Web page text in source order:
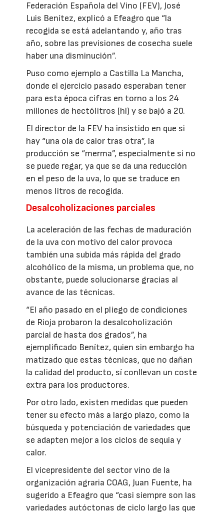
Federación Española del Vino (FEV), José
Luis Benítez, explicó a Efeagro que “la
recogida se está adelantando y, año tras
año, sobre las previsiones de cosecha suele
haber una disminución”.
Puso como ejemplo a Castilla La Mancha,
donde el ejercicio pasado esperaban tener
para esta época cifras en torno a los 24
millones de hectólitros (hl) y se bajó a 20.
El director de la FEV ha insistido en que si
hay “una ola de calor tras otra”, la
producción se “merma”, especialmente si no
se puede regar, ya que se da una reducción
en el peso de la uva, lo que se traduce en
menos litros de recogida.
Desalcoholizaciones parciales
La aceleración de las fechas de maduración
de la uva con motivo del calor provoca
también una subida más rápida del grado
alcohólico de la misma, un problema que, no
obstante, puede solucionarse gracias al
avance de las técnicas.
“El año pasado en el pliego de condiciones
de Rioja probaron la desalcoholización
parcial de hasta dos grados”, ha
ejemplificado Benítez, quien sin embargo ha
matizado que estas técnicas, que no dañan
la calidad del producto, sí conllevan un coste
extra para los productores.
Por otro lado, existen medidas que pueden
tener su efecto más a largo plazo, como la
búsqueda y potenciación de variedades que
se adapten mejor a los ciclos de sequía y
calor.
El vicepresidente del sector vino de la
organización agraria COAG, Juan Fuente, ha
sugerido a Efeagro que “casi siempre son las
variedades autóctonas de ciclo largo las que